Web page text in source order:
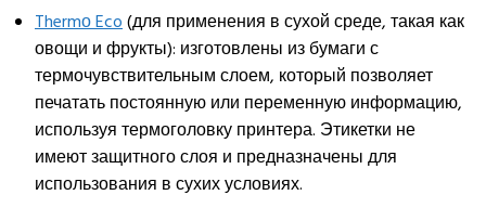
Thermо Eco(для применения в сухой среде, такая как
овощи и фрукты): изготовлены из бумаги с
термочувствительным слоем, который позволяет
печатать постоянную или переменную информацию,
используя термоголовку принтера. Этикетки не
имеют защитного слоя и предназначены для
использования в сухих условиях.